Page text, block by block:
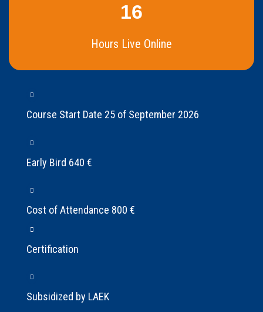
16
Hours Live Online
Course Start Date 25 of September 2026
Early Bird 640 €
Cost of Attendance 800 €
Certification
Subsidized by LAEK